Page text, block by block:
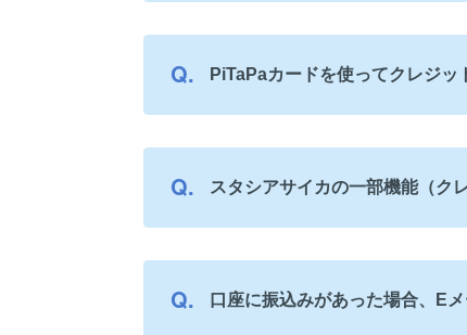
PiTaPaカードを使ってクレジッ
スタシアサイカの一部機能（ク
口座に振込みがあった場合、E